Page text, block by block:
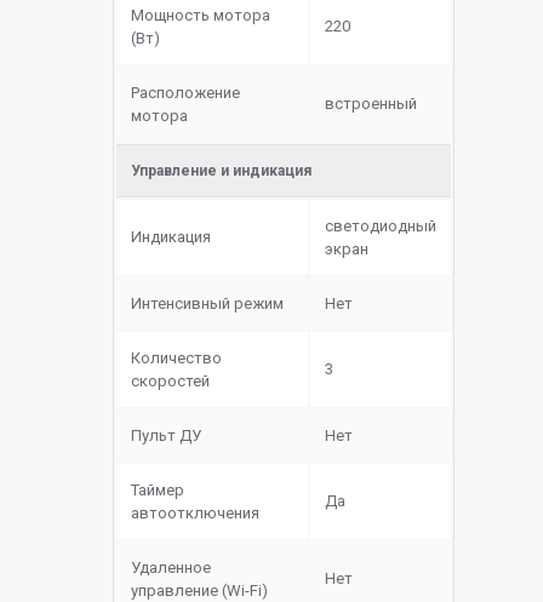
Мощность мотора
(Вт)
220
Расположение
мотора
встроенный
Управление и индикация
Индикация
светодиодный
экран
Интенсивный режим Нет
Количество
скоростей
3
Пульт ДУ Нет
Таймер
автоотключения
Да
Удаленное
управление (Wi-Fi)
Нет